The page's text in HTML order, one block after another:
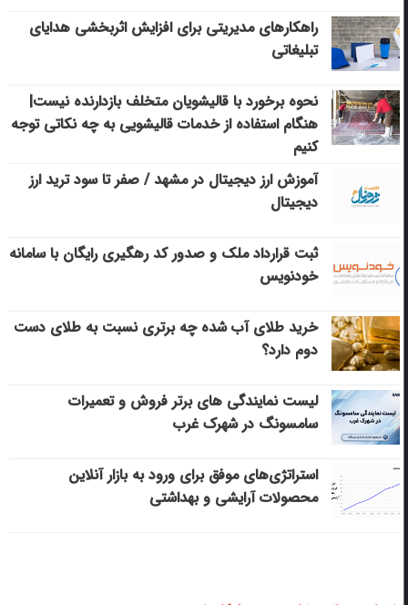
راهکارهای مدیریتی برای افزایش اثربخشی هدایای
تبلیغاتی
نحوه برخورد با قالیشویان متخلف بازدارنده نیست|
هنگام استفاده از خدمات قالیشویی به چه نکاتی توجه
کنیم
آموزش ارز دیجیتال در مشهد / صفر تا سود ترید ارز
دیجیتال
ثبت قرارداد ملک و صدور کد رهگیری رایگان با سامانه
خودنویس
خرید طلای آب شده چه برتری نسبت به طلای دست
دوم دارد؟
لیست نمایندگی های برتر فروش و تعمیرات
سامسونگ در شهرک غرب
استراتژی‌های موفق برای ورود به بازار آنلاین
محصولات آرایشی و بهداشتی